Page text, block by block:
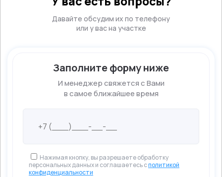
Давайте обсудим их по телефону
или у вас на участке
Заполните форму ниже
И менеджер свяжется с Вами
в самое ближайшее время
Нажимая кнопку, вы разрешаете обработку
персональных данных и соглашаетесь сполитикой
конфиденциальности